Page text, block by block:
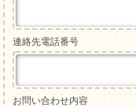
連絡先電話番号
お問い合わせ内容